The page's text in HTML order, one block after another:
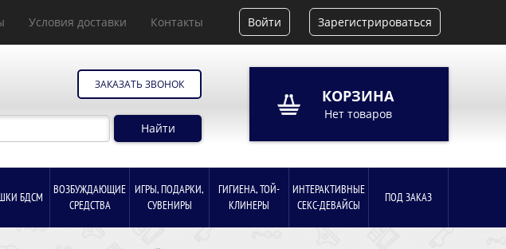
Условия доставки Контакты Войти Зарегистрироваться
ЗАКАЗАТЬ ЗВОНОК
Найти
КОРЗИНА
Нет товаров
БДСМ
ВОЗБУЖДАЮЩИЕ
СРЕДСТВА
ИГРЫ, ПОДАРКИ,
СУВЕНИРЫ
ГИГИЕНА, ТОЙ-
КЛИНЕРЫ
ИНТЕРАКТИВНЫЕ
СЕКС-ДЕВАЙСЫ
ПОД ЗАКАЗ